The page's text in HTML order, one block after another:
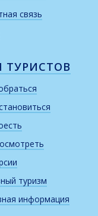
связь
ТУРИСТОВ
туризм
информация